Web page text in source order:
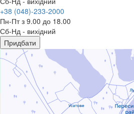
+38 (048)-233-2000
Пн-Пт з 9.00 до 18.00
Сб-Нд - вихідний
Придбати